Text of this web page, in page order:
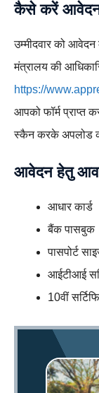
कैसे करें
उम्मीदवार को
मंत्रालय की
https://
आपको फॉर्म प्राप्त
स्कैन करके अपलोड
आवेदन हेतु
आधार कार्ड
बैंक पासबुक
पासपोर्ट
आईटीआई
10वीं